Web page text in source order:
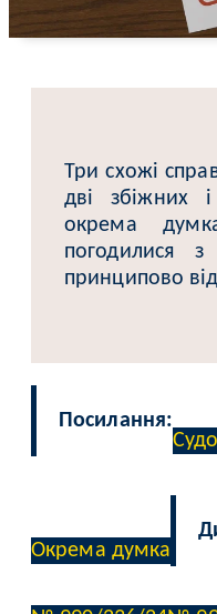
Три схожі
дві збіжних
окрема
погодилися
принципово
Посилання:
Окрема думка